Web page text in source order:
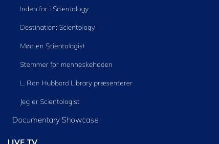
Inden for i Scientology
Destination: Scientology
Mød en Scientologist
Stemmer for menneskeheden
L. Ron Hubbard Library præsenterer
Jeg er Scientologist
Documentary Showcase
LIVE TV